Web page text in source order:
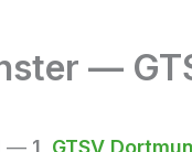
—
— 1 GTSV